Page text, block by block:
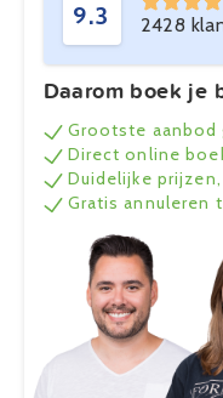
9.3 2428
Daarom boek je
Grootste aanbod
Direct online
Duidelijke
Gratis annuleren